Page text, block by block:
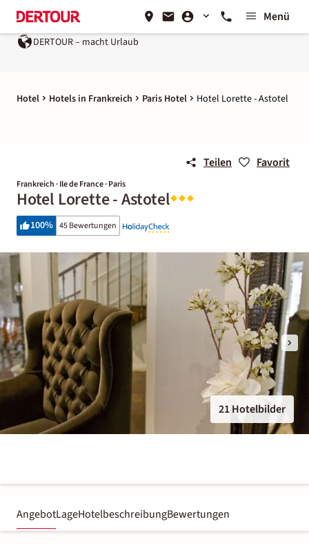
Menü
DERTOUR – macht Urlaub
Hotel Hotels in Frankreich Paris Hotel Hotel Lorette - Astotel
Teilen Favorit
Frankreich · Ile de France · Paris
Hotel Lorette - Astotel
100% 45 Bewertungen
21 Hotelbilder
AngebotLageHotelbeschreibungBewertungen